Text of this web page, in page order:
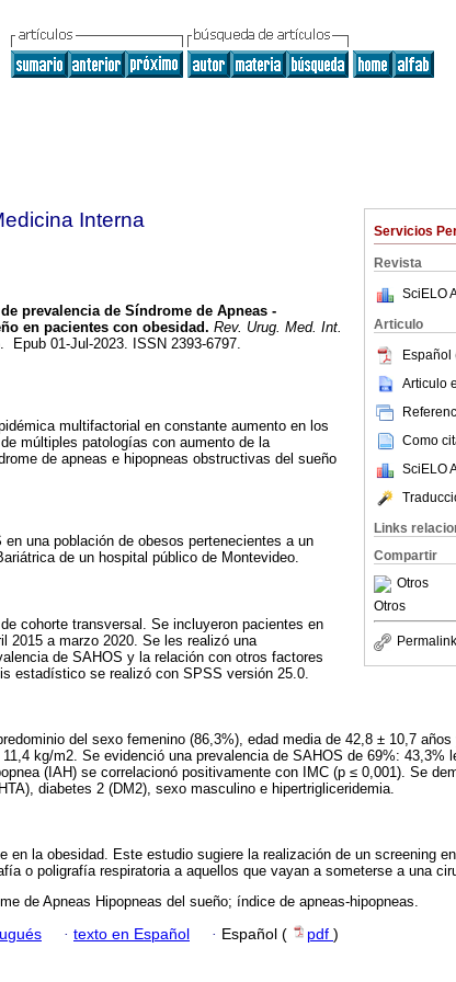
Servicios
Revista
SciELO
Articulo
Español
Articulo
Como
SciELO
Links
Compartir
Otros
Otros
Permalink
Interna
prevalencia de Síndrome de Apneas -
en pacientes con obesidad. Rev. Urug. Med. Int.
Epub 01-Jul-2023. ISSN 2393-6797.
multifactorial en constante aumento en los
múltiples patologías con aumento de la
de apneas e hipopneas obstructivas del sueño
una población de obesos pertenecientes a un
de un hospital público de Montevideo.
cohorte transversal. Se incluyeron pacientes en
2015 a marzo 2020. Se les realizó una
de SAHOS y la relación con otros factores
estadístico se realizó con SPSS versión 25.0.
del sexo femenino (86,3%), edad media de 42,8 ± 10,7
kg/m2. Se evidenció una prevalencia de SAHOS de 69%: 43,3%
(IAH) se correlacionó positivamente con IMC (p ≤ 0,001). Se
diabetes 2 (DM2), sexo masculino e hipertrigliceridemia.
en la obesidad. Este estudio sugiere la realización de un screening
o poligrafía respiratoria a aquellos que vayan a someterse a una
de Apneas Hipopneas del sueño; índice de apneas-hipopneas.
· texto en Español · Español ( pdf )